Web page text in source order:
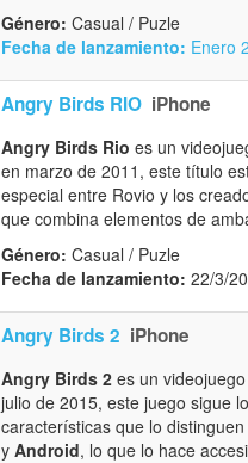
Género: Casual / Puzle
Fecha de lanzamiento: Enero
Angry Birds RIO iPhone
Angry Birds Rio es un
en marzo de 2011, este título
especial entre Rovio y los
que combina elementos de
Género: Casual / Puzle
Fecha de lanzamiento: 22/3/
Angry Birds 2 iPhone
Angry Birds 2 es un
julio de 2015, este juego sigue
características que lo
y Android, lo que lo hace